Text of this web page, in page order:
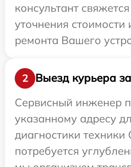
консультант
уточнения стоимости
ремонта Вашего
2
Выезд курьера
Сервисный инженер
указанному адресу
диагностики техники
потребуется